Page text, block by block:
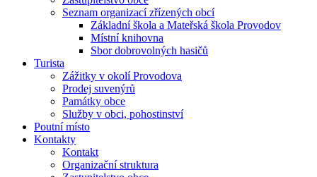
Seznam organizací zřízených obcí
Základní škola a Mateřská škola Provodov
Místní knihovna
Sbor dobrovolných hasičů
Turista
Zážitky v okolí Provodova
Prodej suvenýrů
Památky obce
Služby v obci, pohostinství
Poutní místo
Kontakty
Kontakt
Organizační struktura